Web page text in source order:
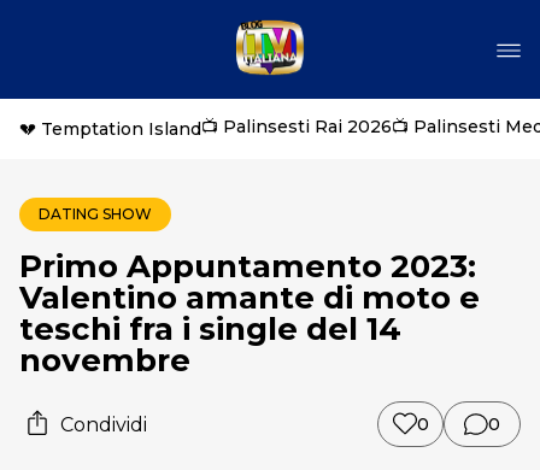
💔 Temptation Island📺 Palinsesti Rai 2026📺 Palinsesti
DATING SHOW
Primo Appuntamento 2023:
Valentino amante di moto e
teschi fra i single del 14
novembre
Condividi 0 0